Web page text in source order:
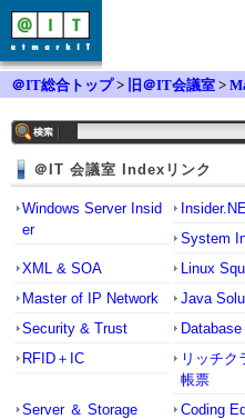
＠IT総合トップ> 旧＠IT会議室 >
＠IT 会議室 Indexリンク
Windows Server Insid
er
System
XML & SOA
Linux
Master of IP Network
Java
Security & Trust
RFID＋IC
リッチク
帳票
Server ＆ Storage
Coding